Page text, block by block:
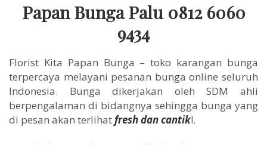
Papan Bunga Palu 0812 6060
9434
Florist Kita Papan Bunga – toko karangan bunga
terpercaya melayani pesanan bunga online seluruh
Indonesia. Bunga dikerjakan oleh SDM ahli
berpengalaman di bidangnya sehingga bunga yang
di pesan akan terlihatfresh dan cantik!.